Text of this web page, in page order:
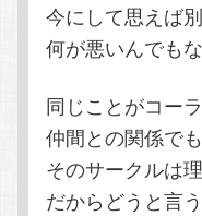
今にして思えば
何が悪いんでも
同じことがコー
仲間との関係でも
そのサークルは
だからどうと言